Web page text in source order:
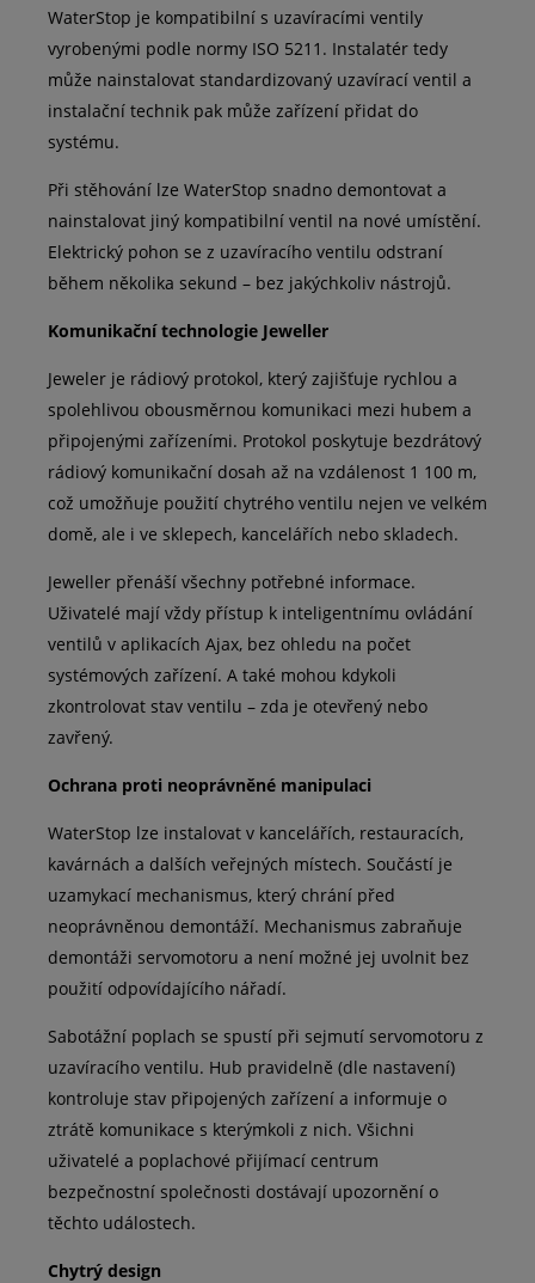
WaterStop je kompatibilní s uzavíracími ventily
vyrobenými podle normy ISO 5211. Instalatér tedy
může nainstalovat standardizovaný uzavírací ventil a
instalační technik pak může zařízení přidat do
systému.
Při stěhování lze WaterStop snadno demontovat a
nainstalovat jiný kompatibilní ventil na nové umístění.
Elektrický pohon se z uzavíracího ventilu odstraní
během několika sekund – bez jakýchkoliv nástrojů.
Komunikační technologie Jeweller
Jeweler je rádiový protokol, který zajišťuje rychlou a
spolehlivou obousměrnou komunikaci mezi hubem a
připojenými zařízeními. Protokol poskytuje bezdrátový
rádiový komunikační dosah až na vzdálenost 1 100 m,
což umožňuje použití chytrého ventilu nejen ve velkém
domě, ale i ve sklepech, kancelářích nebo skladech.
Jeweller přenáší všechny potřebné informace.
Uživatelé mají vždy přístup k inteligentnímu ovládání
ventilů v aplikacích Ajax, bez ohledu na počet
systémových zařízení. A také mohou kdykoli
zkontrolovat stav ventilu – zda je otevřený nebo
zavřený.
Ochrana proti neoprávněné manipulaci
WaterStop lze instalovat v kancelářích, restauracích,
kavárnách a dalších veřejných místech. Součástí je
uzamykací mechanismus, který chrání před
neoprávněnou demontáží. Mechanismus zabraňuje
demontáži servomotoru a není možné jej uvolnit bez
použití odpovídajícího nářadí.
Sabotážní poplach se spustí při sejmutí servomotoru z
uzavíracího ventilu. Hub pravidelně (dle nastavení)
kontroluje stav připojených zařízení a informuje o
ztrátě komunikace s kterýmkoli z nich. Všichni
uživatelé a poplachové přijímací centrum
bezpečnostní společnosti dostávají upozornění o
těchto událostech.
Chytrý design